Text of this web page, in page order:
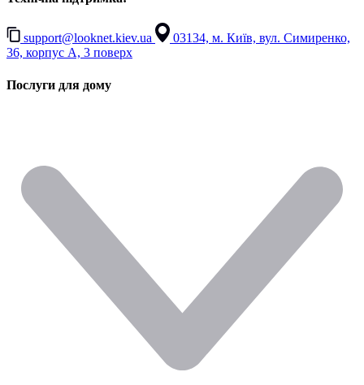
support@looknet.kiev.ua
03134, м. Київ, вул. Симиренко,
36, корпус А, 3 поверх
Послуги для дому